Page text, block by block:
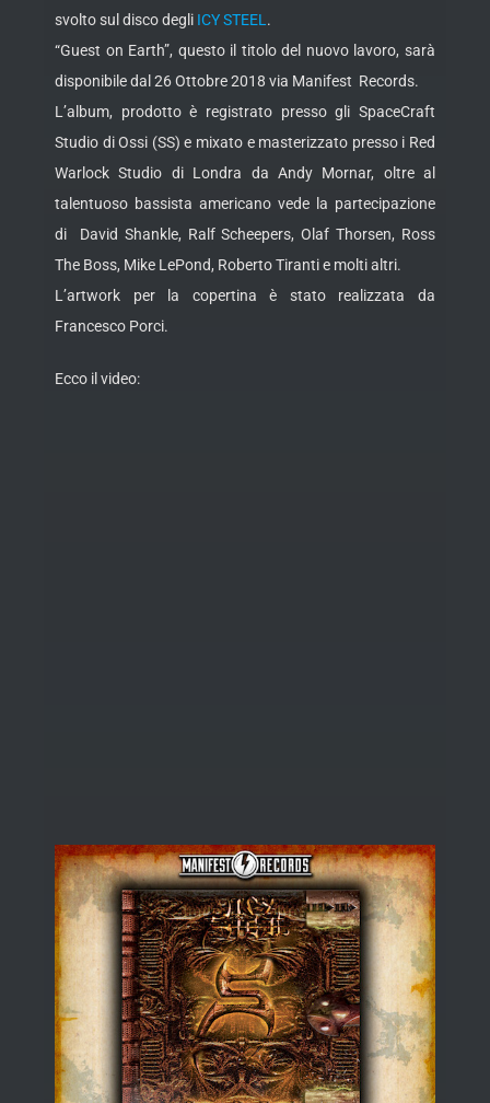
svolto sul disco degli ICY STEEL.
“Guest on Earth”, questo il titolo del nuovo lavoro, sarà
disponibile dal 26 Ottobre 2018 via Manifest Records.
L’album, prodotto è registrato presso gli SpaceCraft
Studio di Ossi (SS) e mixato e masterizzato presso i Red
Warlock Studio di Londra da Andy Mornar, oltre al
talentuoso bassista americano vede la partecipazione
di David Shankle, Ralf Scheepers, Olaf Thorsen, Ross
The Boss, Mike LePond, Roberto Tiranti e molti altri.
L’artwork per la copertina è stato realizzata da
Francesco Porci.
Ecco il video: